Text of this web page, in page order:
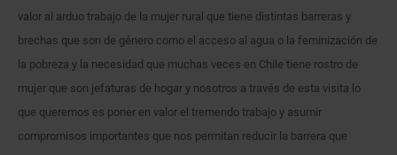
valor al arduo trabajo de la mujer rural que tiene distintas barreras y
brechas que son de género como el acceso al agua o la feminización de
la pobreza y la necesidad que muchas veces en Chile tiene rostro de
mujer que son jefaturas de hogar y nosotros a través de esta visita lo
que queremos es poner en valor el tremendo trabajo y asumir
compromisos importantes que nos permitan reducir la barrera que